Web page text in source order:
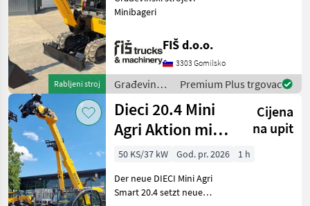
Rabljeni stroj
Minibageri
FIŠ d.o.o.
3303 Gomilsko
Građevinski
strojevi /
JCB
Premium Plus trgovac
Dieci 20.4 Mini
Agri Aktion mit
Österreichpaket
Cijena
na upit
50 KS/37 kW God. pr. 2026
1 h
Der neue DIECI Mini Agri
Smart 20.4 setzt neue